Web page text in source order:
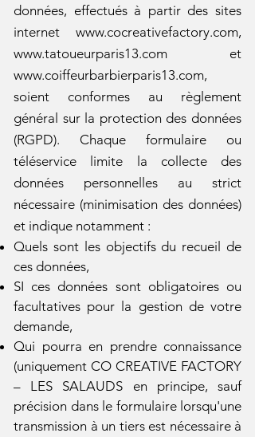
données, effectués à partir des sites
internet www.cocreativefactory.com,
www.tatoueurparis13.com et
www.coiffeurbarbierparis13.com,
soient conformes au règlement
général sur la protection des données
(RGPD). Chaque formulaire ou
téléservice limite la collecte des
données personnelles au strict
nécessaire (minimisation des données)
et indique notamment :
Quels sont les objectifs du recueil de
ces données,
SI ces données sont obligatoires ou
facultatives pour la gestion de votre
demande,
Qui pourra en prendre connaissance
(uniquement CO CREATIVE FACTORY
– LES SALAUDS en principe, sauf
précision dans le formulaire lorsqu'une
transmission à un tiers est nécessaire à